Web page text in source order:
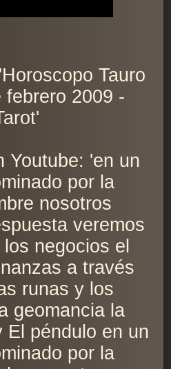
Tauro
febrero 2009 -
Youtube: 'en un
por la
nosotros
veremos
negocios el
a través
runas y los
geomancia la
El péndulo en un
por la